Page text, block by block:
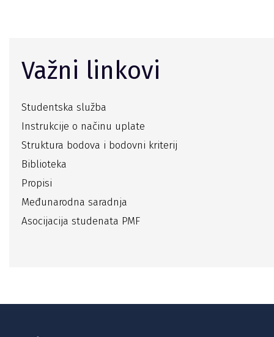
Važni linkovi
Studentska služba
Instrukcije o načinu uplate
Struktura bodova i bodovni kriterij
Biblioteka
Propisi
Međunarodna saradnja
Asocijacija studenata PMF